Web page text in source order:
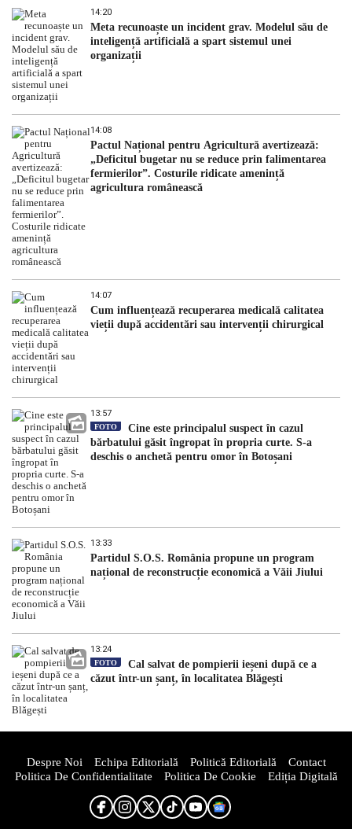
14:20
Meta recunoaște un incident grav. Modelul său de
inteligență artificială a spart sistemul unei
organizații
14:08
Pactul Național pentru Agricultură avertizează:
„Deficitul bugetar nu se reduce prin falimentarea
fermierilor”. Costurile ridicate amenință
agricultura românească
14:07
Cum influențează recuperarea medicală calitatea
vieții după accidentări sau intervenții chirurgical
13:57
FOTO
Cine este principalul suspect în cazul
bărbatului găsit îngropat în propria curte. S-a
deschis o anchetă pentru omor în Botoșani
13:33
Partidul S.O.S. România propune un program
național de reconstrucție economică a Văii Jiului
13:24
FOTO
Cal salvat de pompierii ieșeni după ce a
căzut într-un șanț, în localitatea Blăgești
Despre Noi Echipa Editorială Politică Editorială
Contact
Politica De Confidentialitate
Politica De Cookie Ediția Digitală